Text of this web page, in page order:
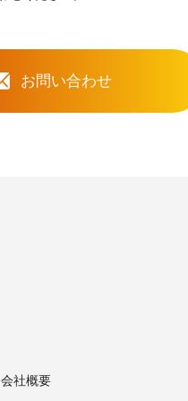
お問い合わせ
会社概要